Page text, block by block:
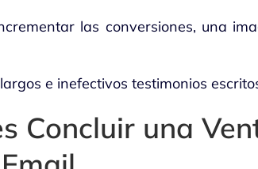
las conversiones, una
e inefectivos testimonios
Concluir una